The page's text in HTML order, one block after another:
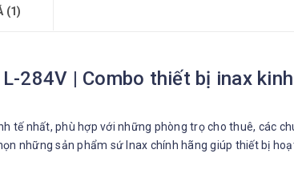
(1)
284V | Combo thiết bị inax
tế nhất, phù hợp với những phòng trọ cho thuê, các
những sản phẩm sứ Inax chính hãng giúp thiết bị